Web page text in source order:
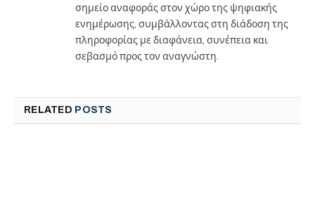
σημείο αναφοράς στον χώρο της ψηφιακής
ενημέρωσης, συμβάλλοντας στη διάδοση της
πληροφορίας με διαφάνεια, συνέπεια και
σεβασμό προς τον αναγνώστη.
RELATED POSTS